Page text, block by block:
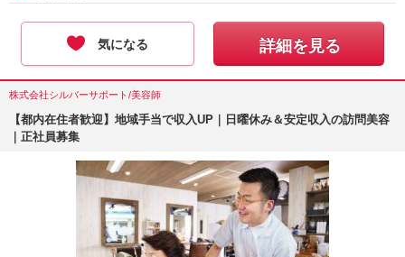
気になる 詳細を見る
株式会社シルバーサポート/美容師
【都内在住者歓迎】地域手当で収入UP｜日曜休み＆安定収入の訪問美容
｜正社員募集